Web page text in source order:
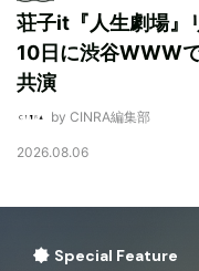
荘子it『人生劇場』
10日に渋谷WWW
共演
by CINRA編集部
2026.08.06
Special Feature